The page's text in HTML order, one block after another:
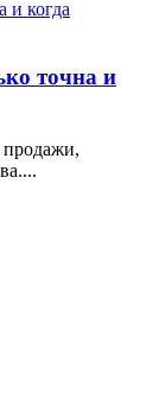
точна и
продажи,